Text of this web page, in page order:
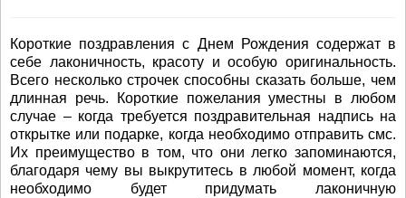
Короткие поздравления с Днем Рождения содержат в
себе лаконичность, красоту и особую оригинальность.
Всего несколько строчек способны сказать больше, чем
длинная речь. Короткие пожелания уместны в любом
случае – когда требуется поздравительная надпись на
открытке или подарке, когда необходимо отправить смс.
Их преимущество в том, что они легко запоминаются,
благодаря чему вы выкрутитесь в любой момент, когда
необходимо будет придумать лаконичную